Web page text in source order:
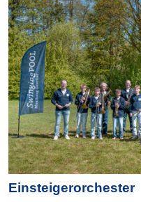
Einsteigerorchester